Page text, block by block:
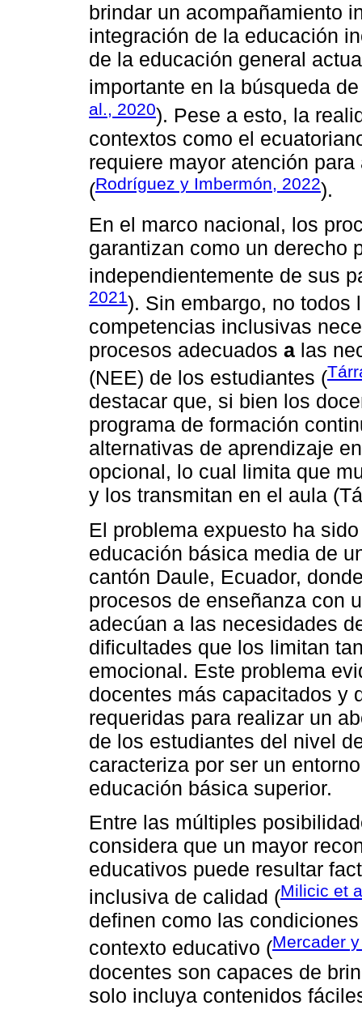
brindar un acompañamiento
integración de la educación
de la educación general
importante en la búsqueda
al., 2020). Pese a esto, la
contextos como el
requiere mayor atención
(Rodríguez y Imbermón, 2022).
En el marco nacional, los
garantizan como un derecho
independientemente de sus
2021). Sin embargo, no todos
competencias inclusivas
procesos adecuados a las
(NEE) de los estudiantes (
destacar que, si bien los
programa de formación
alternativas de aprendizaje
opcional, lo cual limita que
y los transmitan en el aula
El problema expuesto ha
educación básica media de
cantón Daule, Ecuador,
procesos de enseñanza con
adecúan a las necesidades
dificultades que los limitan
emocional. Este problema
docentes más capacitados y
requeridas para realizar un
de los estudiantes del nivel
caracteriza por ser un
educación básica superior.
Entre las múltiples
considera que un mayor
educativos puede resultar
inclusiva de calidad (Milicic et
definen como las
contexto educativo (Mercader
docentes son capaces de
solo incluya contenidos